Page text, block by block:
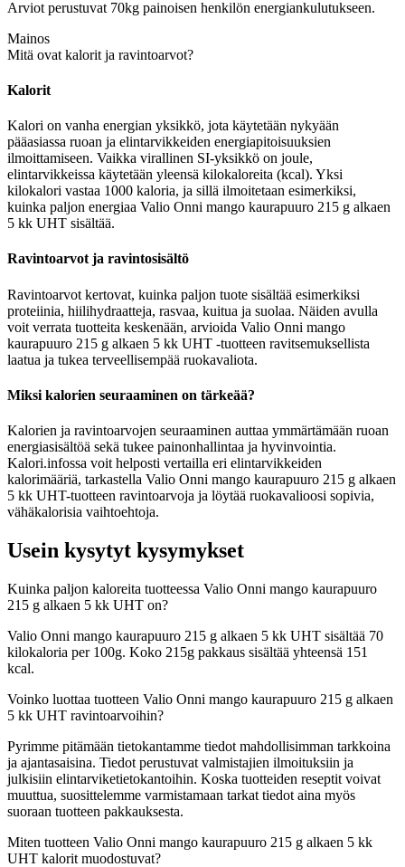
Arviot perustuvat 70kg painoisen henkilön energiankulutukseen.
Mainos
Mitä ovat kalorit ja ravintoarvot?
Kalorit
Kalori on vanha energian yksikkö, jota käytetään nykyään
pääasiassa ruoan ja elintarvikkeiden energiapitoisuuksien
ilmoittamiseen. Vaikka virallinen SI-yksikkö on joule,
elintarvikkeissa käytetään yleensä kilokaloreita (kcal). Yksi
kilokalori vastaa 1000 kaloria, ja sillä ilmoitetaan esimerkiksi,
kuinka paljon energiaa Valio Onni mango kaurapuuro 215 g alkaen
5 kk UHT sisältää.
Ravintoarvot ja ravintosisältö
Ravintoarvot kertovat, kuinka paljon tuote sisältää esimerkiksi
proteiinia, hiilihydraatteja, rasvaa, kuitua ja suolaa. Näiden avulla
voit verrata tuotteita keskenään, arvioida Valio Onni mango
kaurapuuro 215 g alkaen 5 kk UHT -tuotteen ravitsemuksellista
laatua ja tukea terveellisempää ruokavaliota.
Miksi kalorien seuraaminen on tärkeää?
Kalorien ja ravintoarvojen seuraaminen auttaa ymmärtämään ruoan
energiasisältöä sekä tukee painonhallintaa ja hyvinvointia.
Kalori.infossa voit helposti vertailla eri elintarvikkeiden
kalorimääriä, tarkastella Valio Onni mango kaurapuuro 215 g alkaen
5 kk UHT-tuotteen ravintoarvoja ja löytää ruokavalioosi sopivia,
vähäkalorisia vaihtoehtoja.
Usein kysytyt kysymykset
Kuinka paljon kaloreita tuotteessa Valio Onni mango kaurapuuro
215 g alkaen 5 kk UHT on?
Valio Onni mango kaurapuuro 215 g alkaen 5 kk UHT sisältää 70
kilokaloria per 100g. Koko 215g pakkaus sisältää yhteensä 151
kcal.
Voinko luottaa tuotteen Valio Onni mango kaurapuuro 215 g alkaen
5 kk UHT ravintoarvoihin?
Pyrimme pitämään tietokantamme tiedot mahdollisimman tarkkoina
ja ajantasaisina. Tiedot perustuvat valmistajien ilmoituksiin ja
julkisiin elintarviketietokantoihin. Koska tuotteiden reseptit voivat
muuttua, suosittelemme varmistamaan tarkat tiedot aina myös
suoraan tuotteen pakkauksesta.
Miten tuotteen Valio Onni mango kaurapuuro 215 g alkaen 5 kk
UHT kalorit muodostuvat?